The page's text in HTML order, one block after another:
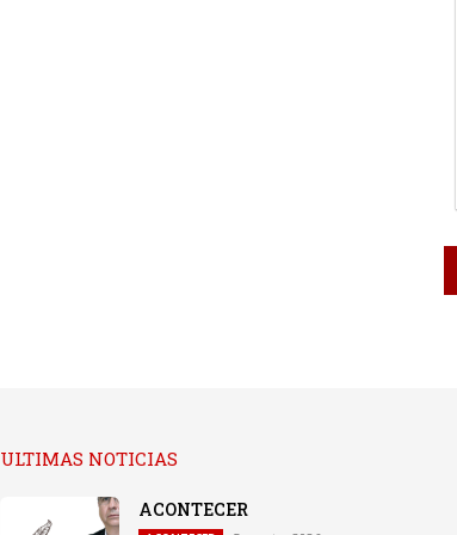
ULTIMAS NOTICIAS
ACONTECER